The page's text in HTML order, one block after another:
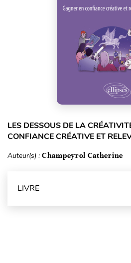
LES DESSOUS DE LA
CONFIANCE CRÉATIVE ET
Auteur(s) : Champeyrol Catherine
LIVRE